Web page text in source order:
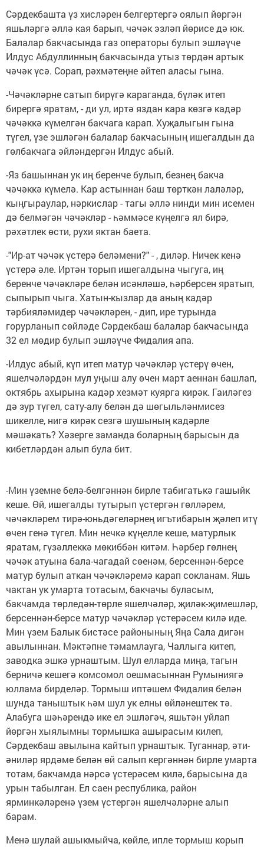
Сәрдекбашта үз хисләрен белгертергә оялып йөргән
яшьләргә әллә кая барып, чәчәк эзләп йөрисе дә юк.
Балалар бакчасында газ операторы булып эшләүче
Илдус Абдуллинның бакчасында утыз төрдән артык
чәчәк үсә. Сорап, рәхмәтеңне әйтеп аласы гына.
-Чәчәкләрне сатып бирүгә караганда, бүләк итеп
бирергә яратам, - ди ул, иртә яздан кара көзгә кадәр
чәчәккә күмелгән бакчага карап. Хуҗалыгын гына
түгел, үзе эшләгән балалар бакчасының ишегалдын да
гөлбакчага әйләндергән Илдус абый.
-Яз башыннан ук иң беренче булып, безнең бакча
чәчәккә күмелә. Кар астыннан баш төрткән лаләләр,
кыңгыраулар, нәркислар - тагы әллә нинди мин исемен
дә белмәгән чәчәкләр - һәммәсе күңелгә ял бирә,
рәхәтлек өсти, рухи яктан баета.
-"Ир-ат чәчәк үстерә беләмени?" - , диләр. Ничек кенә
үстерә әле. Иртән торып ишегалдына чыгуга, иң
беренче чәчәкләре белән исәнләшә, һәрберсен яратып,
сыпырып чыга. Хатын-кызлар да аның кадәр
тәрбияләмидер чәчәкләрен, - дип, ире турында
горурланып сөйләде Сәрдекбаш балалар бакчасында
32 ел мөдир булып эшләүче Фидалия апа.
-Илдус абый, күп итеп матур чәчәкләр үстерү өчен,
яшелчәләрдән мул уңыш алу өчен март аеннан башлап,
октябрь ахырына кадәр хезмәт куярга кирәк. Гаиләгез
дә зур түгел, сату-алу белән дә шөгыльләнмисез
шикелле, нигә кирәк сезгә шушының кадәрле
мәшәкать? Хәзерге заманда боларның барысын да
кибетләрдән алып була бит.
-Мин үземне белә-белгәннән бирле табигатькә гашыйк
кеше. Өй, ишегалды тутырып үстергән гөлләрем,
чәчәкләрем тирә-юньдәгеләрнең игътибарын җәлеп итү
өчен генә түгел. Мин нечкә күңелле кеше, матурлык
яратам, гүзәллеккә мөкиббән китәм. Һәрбер гөлнең
чәчәк атуына бала-чагадай сөенәм, берсеннән-берсе
матур булып аткан чәчәкләремә карап сокланам. Яшь
чактан ук умарта тотасым, бакчачы буласым,
бакчамда төрледән-төрле яшелчәләр, җиләк-җимешләр,
берсеннән-берсе матур чәчәкләр үстерәсем килә иде.
Мин үзем Балык бистәсе районының Яңа Сала дигән
авылыннан. Мәктәпне тәмамлауга, Чаллыга китеп,
заводка эшкә урнаштым. Шул елларда миңа, тагын
берничә кешегә комсомол оешмасыннан Румыниягә
юллама бирделәр. Тормыш иптәшем Фидалия белән
шунда таныштык һәм шул ук елны өйләнештек тә.
Алабуга шәһәрендә ике ел эшләгәч, яшьтән уйлап
йөргән хыялымны тормышка ашырасым килеп,
Сәрдекбаш авылына кайтып урнаштык. Туганнар, әти-
әниләр ярдәме белән өй салып кергәннән бирле умарта
тотам, бакчамда нәрсә үстерәсем килә, барысына да
урын табылган. Ел саен республика, район
ярминкәләренә үзем үстергән яшелчәләрне алып
барам.
Менә шулай ашыкмыйча, көйле, ипле тормыш корып